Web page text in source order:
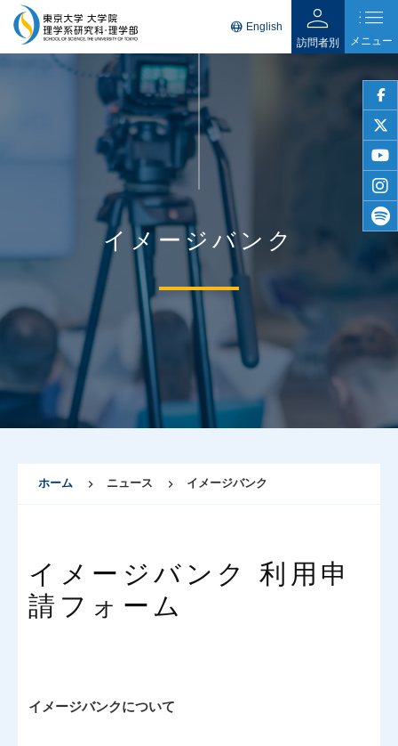
twitter
language English person
訪問者別
list
メニュー
イメージバンク
ホーム ニュース イメージバンク
イメージバンク 利用申
請フォーム
イメージバンクについて